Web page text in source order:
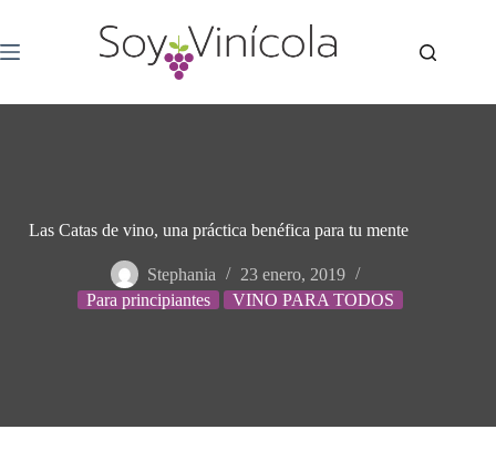
Las Catas de vino, una práctica benéfica para tu mente
Stephania
23 enero, 2019
Para principiantes
VINO PARA TODOS